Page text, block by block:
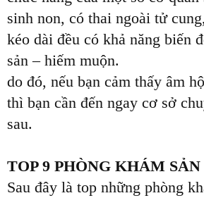
sinh non, có thai ngoài tử
kéo dài đều có khả năng biến
sản – hiếm muộn.
do đó, nếu bạn cảm thấy âm
thì bạn cần đến ngay cơ sở
sau.
TOP 9 PHÒNG KHÁM
Sau đây là top những phòng